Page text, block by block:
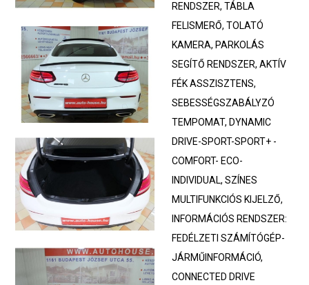
RENDSZER, TÁBLA
FELISMERŐ, TOLATÓ
KAMERA, PARKOLÁS
SEGÍTŐ RENDSZER, AKTÍV
FÉK ASSZISZTENS,
SEBESSÉGSZABÁLYZÓ
TEMPOMAT, DYNAMIC
DRIVE-SPORT-SPORT+ -
COMFORT- ECO-
INDIVIDUAL, SZÍNES
MULTIFUNKCIÓS KIJELZŐ,
INFORMÁCIÓS RENDSZER:
FEDÉLZETI SZÁMÍTÓGÉP-
JÁRMŰINFORMÁCIÓ,
CONNECTED DRIVE